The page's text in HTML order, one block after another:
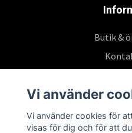
Butik &
Prenumerera
Vi använder
Vi använder cookies för
visas för dig och för att